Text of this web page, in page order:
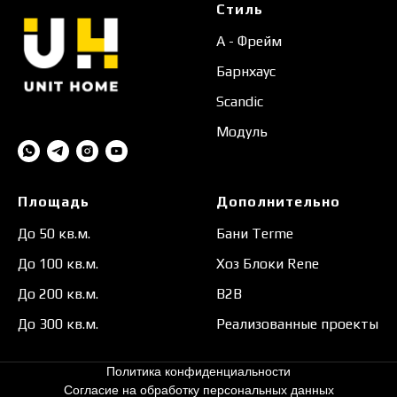
Стиль
А - Фрейм
Барнхаус
Scandic
Модуль
Площадь
До 50 кв.м.
До 100 кв.м.
До 200 кв.м.
До 300 кв.м.
Дополнительно
Бани Terme
Хоз Блоки Rene
B2B
Реализованные проекты
Политика конфиденциальности
Согласие на обработку персональных данных